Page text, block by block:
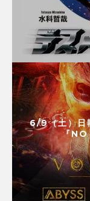
6/9（土）日
『